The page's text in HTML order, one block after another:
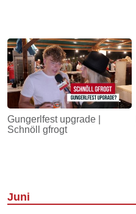
Gungerlfest upgrade |
Schnöll gfrogt
Juni